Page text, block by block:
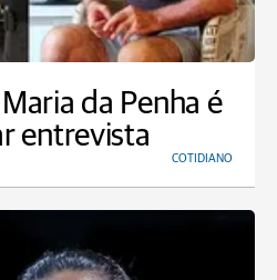
da Penha é
entrevista
COTIDIANO